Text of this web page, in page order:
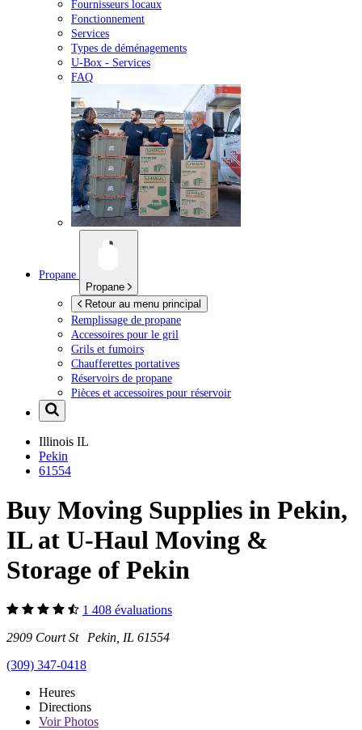
Fournisseurs locaux
Fonctionnement
Services
Types de déménagements
U-Box - Services
FAQ
Propane
Propane
Retour au menu principal
Remplissage de propane
Accessoires pour le gril
Grils et fumoirs
Chaufferettes portatives
Réservoirs de propane
Pièces et accessoires pour réservoir
Illinois IL
Pekin
61554
Buy Moving Supplies in Pekin,
IL at U-Haul Moving &
Storage of Pekin
1 408 évaluations
2909 Court St Pekin, IL 61554
(309) 347-0418
Heures
Directions
VoirPhotos